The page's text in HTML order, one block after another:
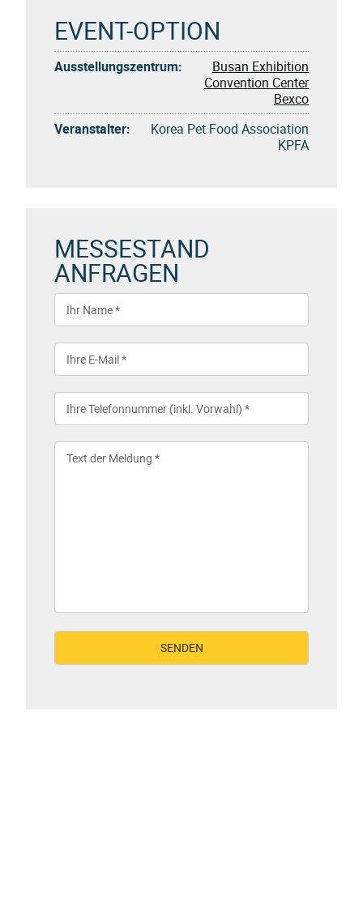
EVENT-OPTION
Ausstellungszentrum:
Busan Exhibition
Convention Center
Bexco
Veranstalter:
Korea Pet Food Association
KPFA
MESSESTAND
ANFRAGEN